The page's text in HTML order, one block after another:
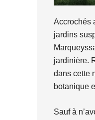
Accrochés
jardins
jardinière.
dans cette
botanique
Sauf à